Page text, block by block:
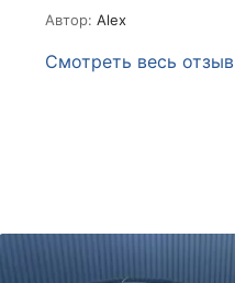
Автор: Alex
Смотреть весь отзыв